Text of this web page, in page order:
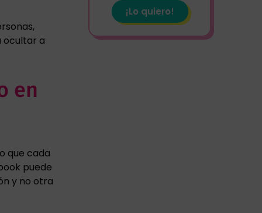
ocultar a
en
que cada
puede
y no otra
¡Lo quiero!